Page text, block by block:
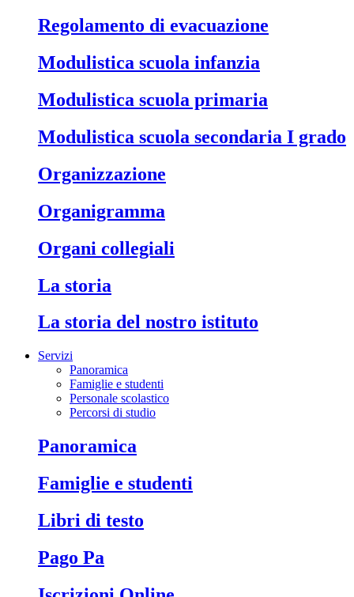
Regolamento di evacuazione
Modulistica scuola infanzia
Modulistica scuola primaria
Modulistica scuola secondaria I grado
Organizzazione
Organigramma
Organi collegiali
La storia
La storia del nostro istituto
Servizi
Panoramica
Famiglie e studenti
Personale scolastico
Percorsi di studio
Panoramica
Famiglie e studenti
Libri di testo
Pago Pa